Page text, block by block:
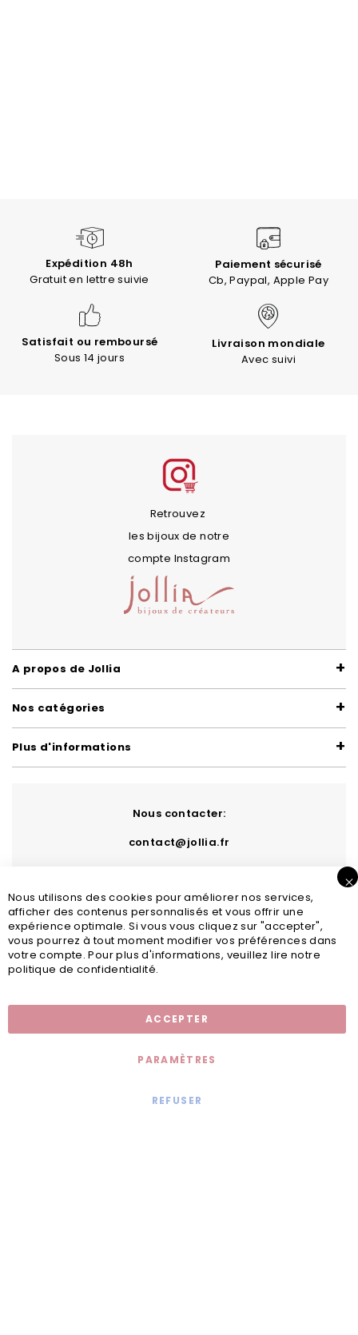
Expédition 48h
Gratuit en lettre suivie
Paiement sécurisé
Cb, Paypal, Apple Pay
Satisfait ou remboursé
Sous 14 jours
Livraison mondiale
Avec suivi
Retrouvez
les bijoux de notre
compte Instagram
A propos de Jollia
Nos catégories
Plus d'informations
Nous contacter:
contact@jollia.fr
Nous utilisons des cookies pour améliorer nos services,
afficher des contenus personnalisés et vous offrir une
expérience optimale. Si vous vous cliquez sur "accepter",
vous pourrez à tout moment modifier vos préférences dans
votre compte. Pour plus d'informations, veuillez lire notre
politique de confidentialité.
ACCEPTER
PARAMÈTRES
REFUSER